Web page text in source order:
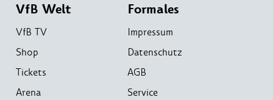
VfB Welt
VfB TV
Shop
Tickets
Arena
Formales
Impressum
Datenschutz
AGB
Service